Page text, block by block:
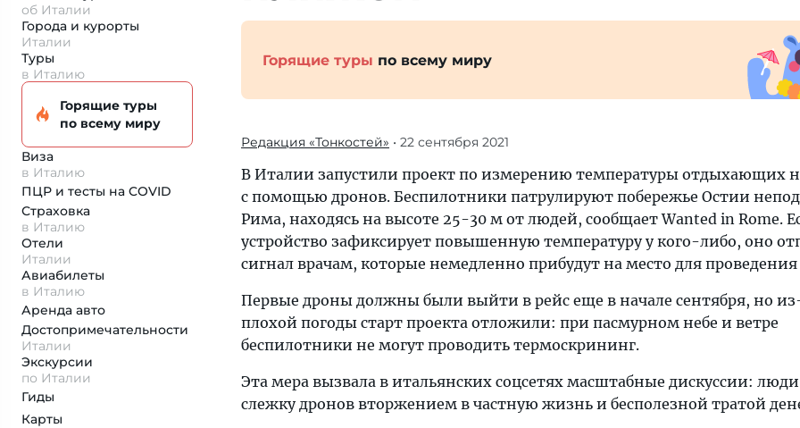
об Италии
Города и курорты
Италии
Туры
в Италию
Горящие туры
по всему миру
Виза
в Италию
ПЦР и тесты на COVID
Страховка
в Италию
Отели
Италии
Авиабилеты
в Италию
Аренда авто
Достопримеча­тельности
Италии
Экскурсии
по Италии
Гиды
Карты
Горящие туры по всему миру
Редакция «Тонкостей» • 22 сентября 2021
В Италии запустили проект по измерению температуры отдыхающих
с помощью дронов. Беспилотники патрулируют побережье Остии
Рима, находясь на высоте 25-30 м от людей, сообщает Wanted in Rome.
устройство зафиксирует повышенную температуру у кого-либо, оно
сигнал врачам, которые немедленно прибудут на место для
Первые дроны должны были выйти в рейс еще в начале сентября, но
плохой погоды старт проекта отложили: при пасмурном небе и ветре
беспилотники не могут проводить термоскрининг.
Эта мера вызвала в итальянских соцсетях масштабные дискуссии:
слежку дронов вторжением в частную жизнь и бесполезной тратой